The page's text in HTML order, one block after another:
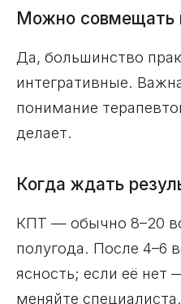
Можно совмещать
Да, большинство
интегративные.
понимание
делает.
Когда ждать
КПТ — обычно 8–20
полугода. После 4–6
ясность; если её нет
меняйте специалиста.